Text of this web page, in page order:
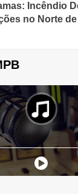
Incêndio
no Norte de